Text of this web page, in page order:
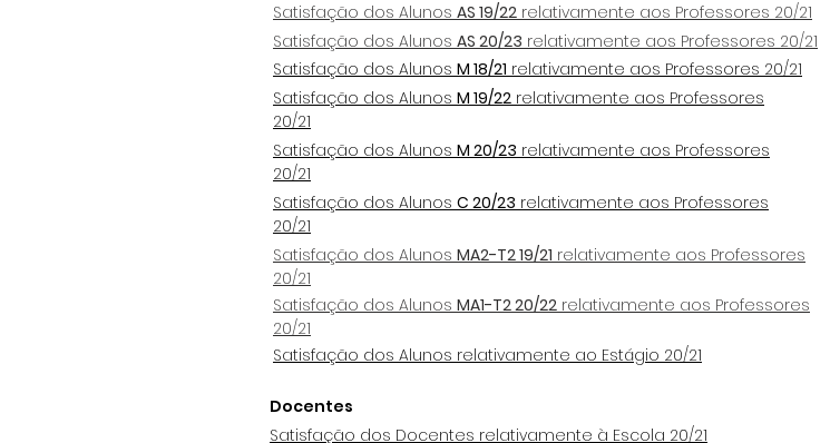
Satisfação dos Alunos AS 19/22 relativamente aos Professores 20/21
Satisfação dos Alunos AS 20/23 relativamente aos Professores 20/21
Satisfação dos Alunos M 18/21 relativamente aos Professores 20/21
Satisfação dos Alunos M 19/22 relativamente aos Professores
20/21
Satisfação dos Alunos M 20/23 relativamente aos Professores
20/21
Satisfação dos Alunos C 20/23 relativamente aos Professores
20/21
Satisfação dos Alunos MA2-T2 19/21 relativamente aos Professores
20/21
Satisfação dos Alunos MA1-T2 20/22 relativamente aos Professores
20/21
Satisfação dos Alunos relativamente ao Estágio 20/21
Docentes
Satisfação dos Docentes relativamente à Escola 20/21